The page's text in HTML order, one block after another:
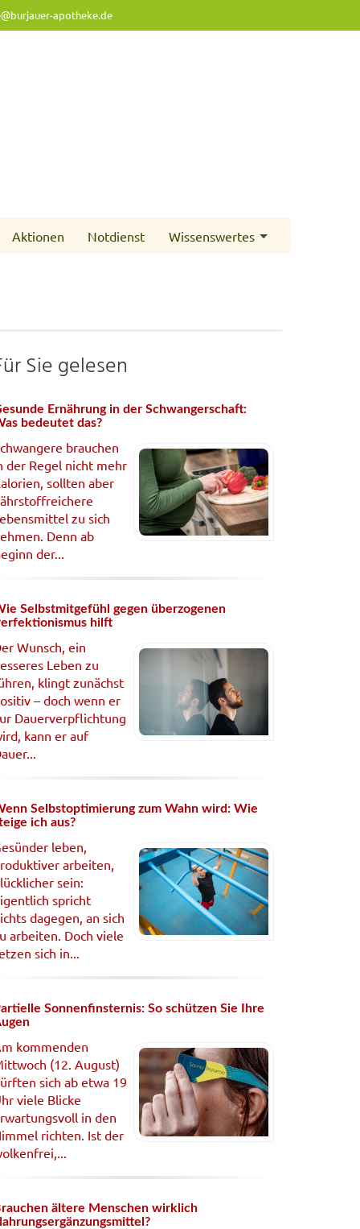
apotheke.de
Aktionen Notdienst Wissenswertes
Sie gelesen
Ernährung in der Schwangerschaft:
bedeutet das?
brauchen
der Regel nicht mehr
sollten aber
zu sich
Denn ab
der...
Selbstmitgefühl gegen überzogenen
hilft
Wunsch, ein
Leben zu
klingt zunächst
– doch wenn er
Dauerverpflichtung
kann er auf
Selbstoptimierung zum Wahn wird: Wie
ich aus?
leben,
arbeiten,
sein:
spricht
dagegen, an sich
arbeiten. Doch viele
sich in...
Sonnenfinsternis: So schützen Sie Ihre
kommenden
(12. August)
sich ab etwa 19
viele Blicke
in den
richten. Ist der
ältere Menschen wirklich